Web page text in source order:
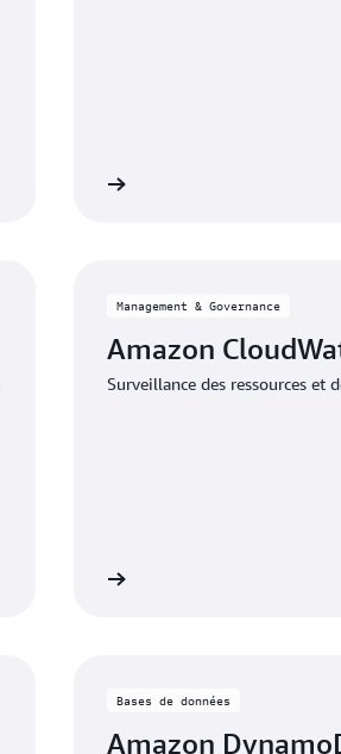
Management & Governance
Amazon
Surveillance des ressources et
Bases de données
Amazon